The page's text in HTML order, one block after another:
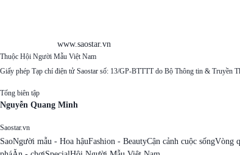
www.saostar.vn
Thuộc Hội Người Mẫu Việt Nam
Giấy phép Tạp chí điện tử Saostar số: 13/GP-BTTTT do Bộ Thông tin & Truyền
Tổng biên tập
Nguyễn Quang Minh
Saostar.vn
SaoNgười mẫu - Hoa hậuFashion - BeautyCận cảnh cuộc sốngVòng